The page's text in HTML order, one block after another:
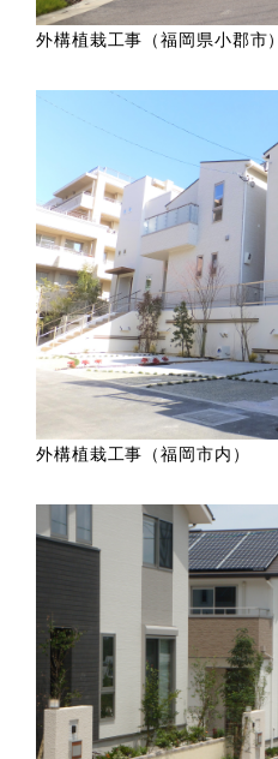
外構植栽工事（福岡県小郡市）
外構植栽工事（福岡市内）